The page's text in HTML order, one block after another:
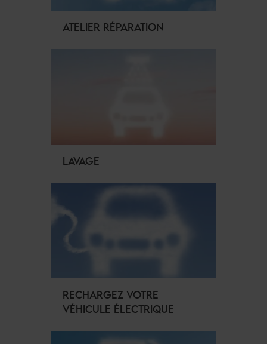
ATELIER RÉPARATION
LAVAGE
RECHARGEZ VOTRE
VÉHICULE ÉLECTRIQUE